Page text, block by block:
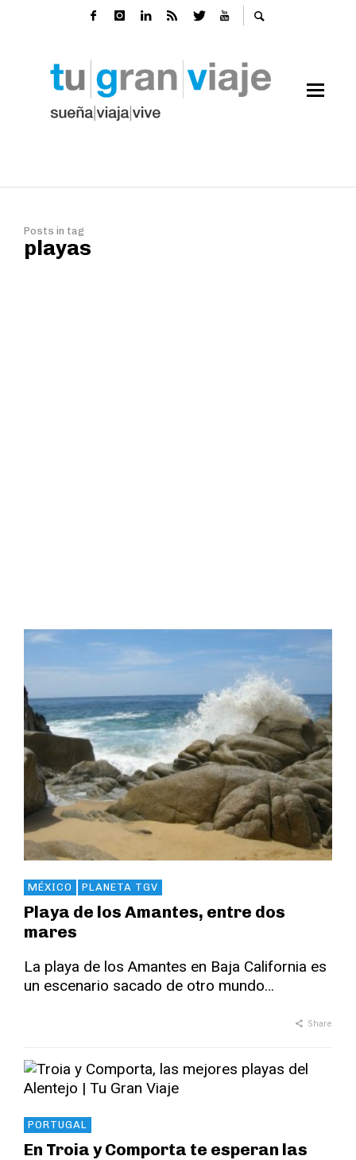
Posts in tag
playas
MÉXICO PLANETA TGV
Playa de los Amantes, entre dos
mares
La playa de los Amantes en Baja California es
un escenario sacado de otro mundo…
Share
PORTUGAL
En Troia y Comporta te esperan las